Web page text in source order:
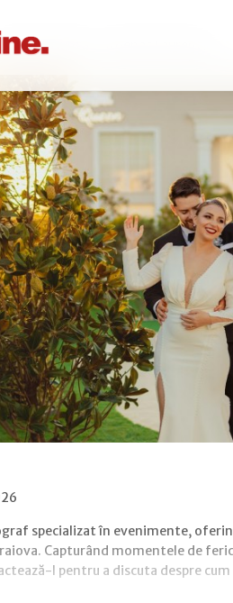
Fotograf Nunta - Stoenac Laurentiu
specializat în evenimente,
Capturând momentele de
l pentru a discuta despre